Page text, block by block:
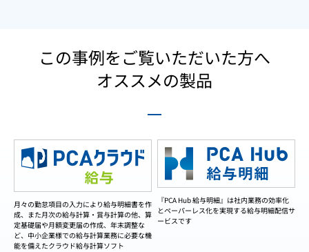
この事例をご覧いただいた方へ
オススメの製品
月々の勤怠項目の入力により給与明細書を作
成、また月次の給与計算・賞与計算の他、算
定基礎届や月額変更届の作成、年末調整な
ど、中小企業様での給与計算業務に必要な機
能を備えたクラウド給与計算ソフト
『PCA Hub 給与明細』は社内業務の効率化
とペーパーレス化を実現する給与明細配信サ
ービスです